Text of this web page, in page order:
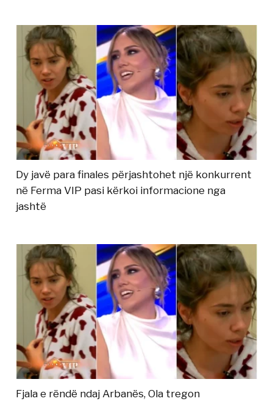
Dy javë para finales përjashtohet një konkurrent
në Ferma VIP pasi kërkoi informacione nga
jashtë
Fjala e rëndë ndaj Arbanës, Ola tregon